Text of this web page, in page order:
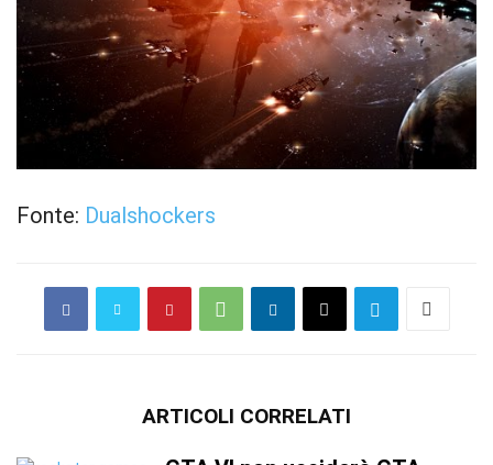
Fonte: Dualshockers
ARTICOLI CORRELATI